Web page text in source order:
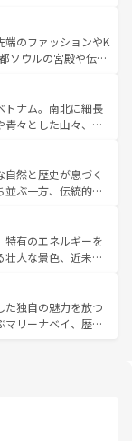
サーフィンやダイ
好きにはたまらな
分に味わいつくそ
など、都市の喧騒
る人に新しい発見と
い台湾の食文化も魅
エティ豊かな料理
コンテンツ一覧を参
端のファッションやK
ソウルの宮殿や伝統
美を楽しむことが
のストリートフード
る。夜には、韓国な
力を心ゆくまで味
の韓国情報はコンテンツ一
トナム。南北に細長
青々とした山々、世
の古い町並みやホ
、独特の雰囲気を
かさとおいしさで
ーヒーなどは、ぜ
てもあたたかい人々
れられない旅にな
然と歴史が息づく
ぶ一方、伝統的な
マイなどの山岳地
ットやクラビの美し
できる。タイ料理
にも異なる楽しみ
々、仏教を中心とし
る旅人を魅了し続
特有のエネルギーを
大な景色、近未来
スポットが密集し
も魅力。息をのむよ
存分に楽しみ尽く
た独自の魅力を放つ
リーナベイ、歴史
外せないスポット